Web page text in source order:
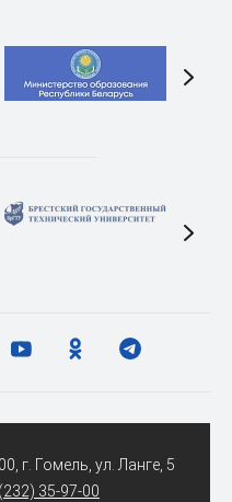
г. Гомель, ул. Ланге, 5
35-97-00